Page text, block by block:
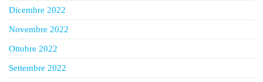
Dicembre 2022
Novembre 2022
Ottobre 2022
Settembre 2022